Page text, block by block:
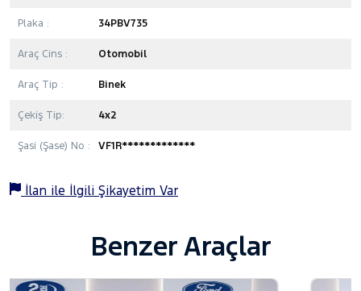
Plaka : 34PBV735
Araç Cins : Otomobil
Araç Tip : Binek
Çekiş Tip: 4x2
Şasi (Şase) No : VF1R*************
İlan ile İlgili Şikayetim Var
Benzer Araçlar